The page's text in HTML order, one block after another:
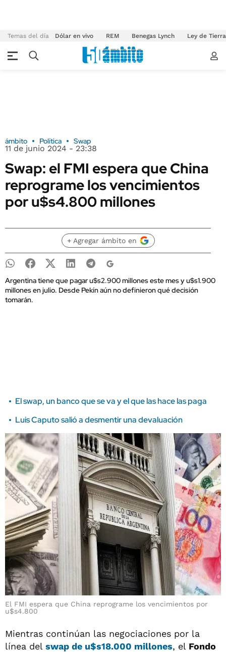
Temas del día Dólar en vivo REM Benegas Lynch Ley de
ámbito Política Swap
11 de junio 2024 - 23:38
Swap: el FMI espera que China
reprograme los vencimientos
por u$s4.800 millones
+ Agregar ámbito en
Argentina tiene que pagar u$s2.900 millones este mes y u$s1.900
millones en julio. Desde Pekín aún no definieron qué decisión
tomarán.
El swap, un banco que se va y el que las hace las paga
Luis Caputo salió a desmentir una devaluación
El FMI espera que China reprograme los vencimientos por
u$s4.800
Mientras continúan las negociaciones por la
línea del swap de u$s18.000 millones, el Fondo